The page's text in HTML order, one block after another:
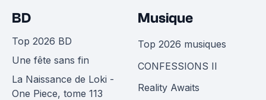
BD
Top 2026 BD
Une fête sans fin
La Naissance de Loki -
One Piece, tome 113
Musique
Top 2026 musiques
CONFESSIONS II
Reality Awaits